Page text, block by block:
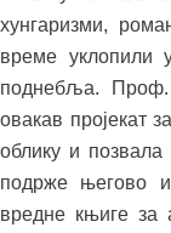
хунгаризми,
време уклопили
поднебља. Проф.
овакав пројекат
облику и
подрже његово
вредне књиге за